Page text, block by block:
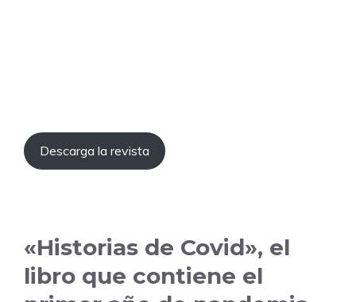
Descarga la revista
«Historias de Covid», el
libro que contiene el